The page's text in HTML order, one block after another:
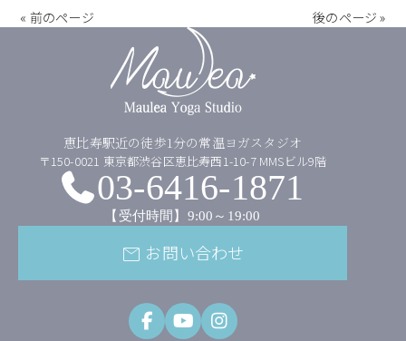
« 前のページ 後のページ »
恵比寿駅近の徒歩1分の常温ヨガスタジオ
〒150-0021 東京都渋谷区恵比寿西1-10-7 MMSビル9階
03-6416-1871
【受付時間】9:00～19:00
mail お問い合わせ